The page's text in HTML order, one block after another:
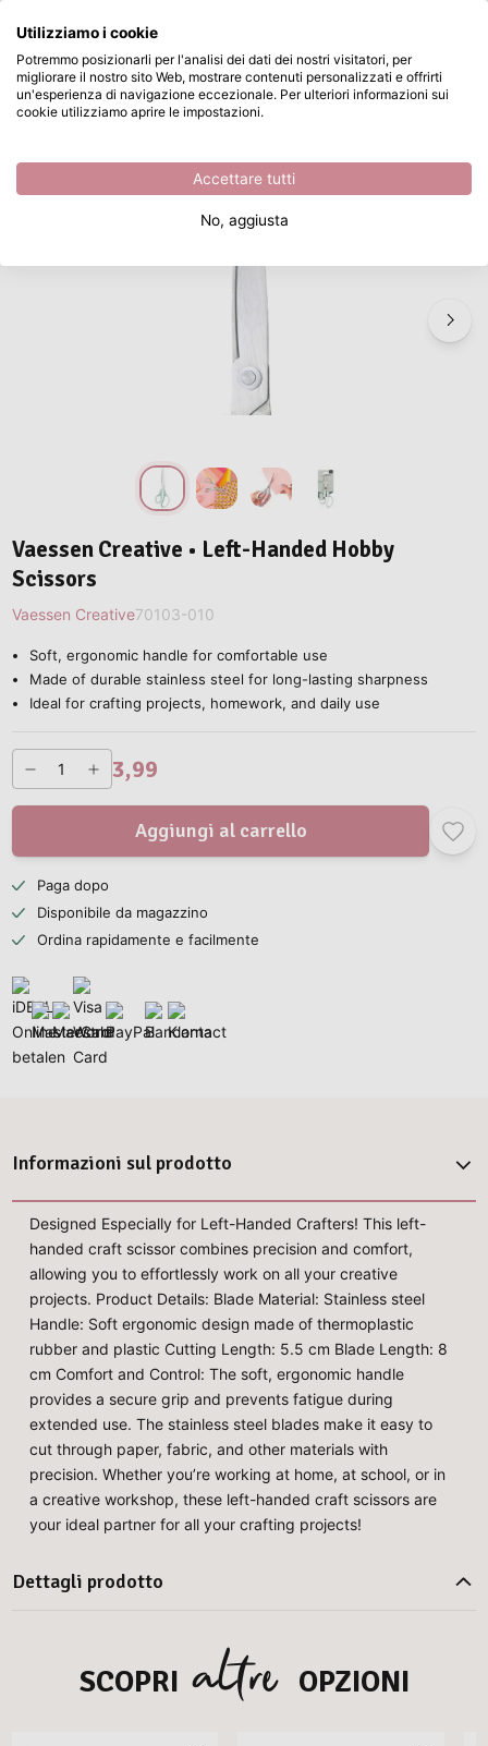
Passa al contenuto principale
Disponibile da magazzino Vaessen Creative • Left-Handed Hobby Scissors
/ Vaessen Creative /
Vaessen Creative • Left-Handed Hobby
Scissors
Vaessen Creative70103-010
Soft, ergonomic handle for comfortable use
Made of durable stainless steel for long-lasting sharpness
Ideal for crafting projects, homework, and daily use
3,99
Aggiungi al carrello
Paga dopo
Disponibile da magazzino
Ordina rapidamente e facilmente
Informazioni sul prodotto
Designed Especially for Left-Handed Crafters! This left-
handed craft scissor combines precision and comfort,
allowing you to effortlessly work on all your creative
projects. Product Details: Blade Material: Stainless steel
Handle: Soft ergonomic design made of thermoplastic
rubber and plastic Cutting Length: 5.5 cm Blade Length: 8
cm Comfort and Control: The soft, ergonomic handle
provides a secure grip and prevents fatigue during
extended use. The stainless steel blades make it easy to
cut through paper, fabric, and other materials with
precision. Whether you’re working at home, at school, or in
a creative workshop, these left-handed craft scissors are
your ideal partner for all your crafting projects!
Dettagli prodotto
SCOPRI altre OPZIONI
Cosa stai cercando?
Utilizziamo i cookie
Potremmo posizionarli per l'analisi dei dati dei nostri visitatori, per
migliorare il nostro sito Web, mostrare contenuti personalizzati e offrirti
un'esperienza di navigazione eccezionale. Per ulteriori informazioni sui
cookie utilizziamo aprire le impostazioni.
Accettare tutti
No, aggiusta